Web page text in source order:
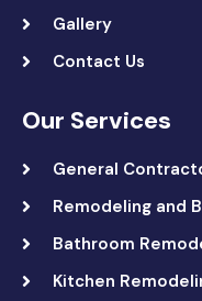
Gallery
Contact Us
Our Services
General
Remodeling and
Bathroom
Kitchen